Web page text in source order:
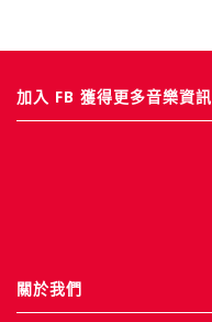
加入 FB 獲得更多音樂資訊
關於我們